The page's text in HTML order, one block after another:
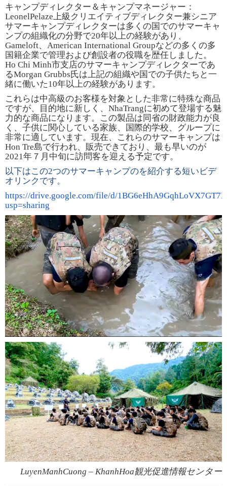
キャンプディレクター＆キャンプマネージャー：
LeonelPelaze上級クリエイティブディレクター兼シニア
サマーキャンプディレクターは多くの国でのサマーキャ
ンプの組織化の分野で20年以上の経験があり、
Gameloft、 American International Groupなどの多くの多
国籍企業で管理および創設者の役職を歴任しました。
Ho Chi Minh市支店のサマーキャンプディレクターであ
るMorgan Grubbs氏は上記の組織や国での子供たちと一
緒に働いた10年以上の経験があります。
これらは中高級のお客様を対象とした非常に特殊な商品
ですが、目的地に新しく、 NhaTrangに初めて登場する魅
力的な商品になります。この製品は同省の財政能力が良
く、子供に関心している家族、国際的学校、グループに
非常に適しています。現在、これらのサマーキャンプは
Hon Tre島で行われ、販売できており、最も早いのが
2021年７月中旬に訪問客を迎える予定です。
以下はこの2つのサマーキャンプのを紹介する短いビデ
オリンクです。
https://drive.google.com/file/d/
usp=sharing
LuyenManhCuong – KhanhHoa観光促進情報センター